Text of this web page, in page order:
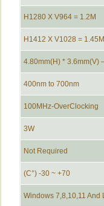
H1280 X V964 = 1.2M
H1412 X V1028 = 1.45M
4.80mm(H) * 3.6mm(V)
400nm to 700nm
100MHz-OverClocking
3W
Not Required
70+ ~ 30- (°C)
Windows 7,8,10,11 And